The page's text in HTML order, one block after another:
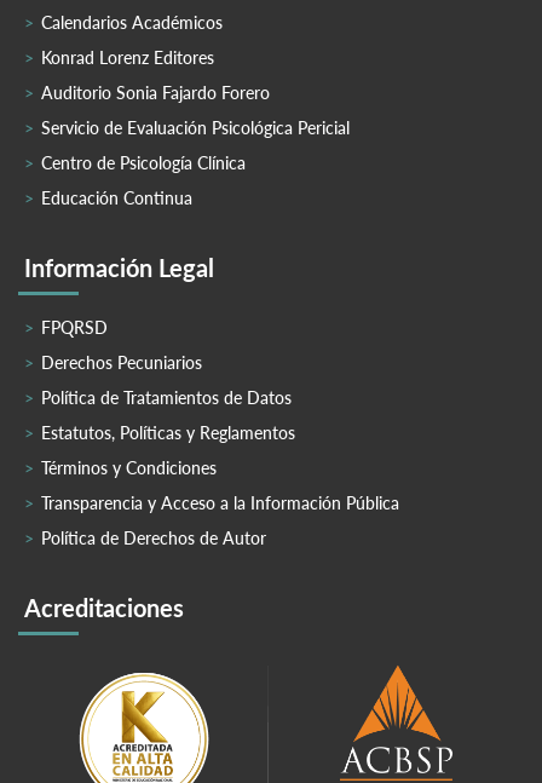
Calendarios Académicos
Konrad Lorenz Editores
Auditorio Sonia Fajardo Forero
Servicio de Evaluación Psicológica Pericial
Centro de Psicología Clínica
Educación Continua
Información Legal
FPQRSD
Derechos Pecuniarios
Política de Tratamientos de Datos
Estatutos, Políticas y Reglamentos
Términos y Condiciones
Transparencia y Acceso a la Información Pública
Política de Derechos de Autor
Acreditaciones